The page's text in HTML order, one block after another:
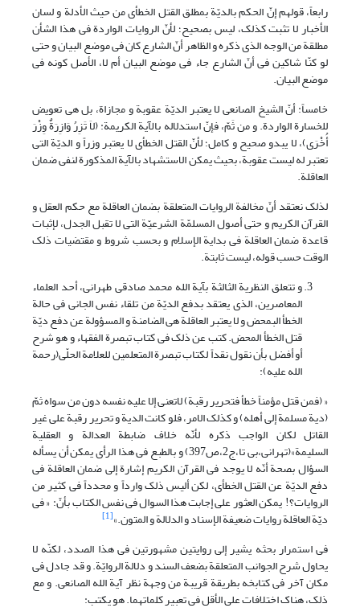
رابعاً، قولهم إنّ الحکم بالدیّة بمطلق القتل الخطأی من حیث الأدلة و لسان
الأخبار لا تثبت کذلک، لیس بصحیح؛ لأنّ الروایات الواردة فی هذا الشأن
مطلقة من الوجه الذی ذکره و الظاهر أنّ الشارع کان فی موضع البیان و حتى
لو کنّا شاکین فی أنّ الشارع جاء فی موضع البیان أم لا، الأصل کونه فی
موضع البیان.
خامساً: أنّ الشیخ الصانعی لا یعتبر الدیّة عقوبة و مجازاة، بل هی تعویض
للخسارة الواردة. و من ثَمّ، فإنّ استدلاله بالآیة الکریمة: (لاَ تَزِرُ وَازِرَةٌ وِزْرَ
أُخْرَى)، لا یبدو صحیح و کامل؛ لأنّ القتل الخطأی لا یعتبر وزراً و الدیّة التی
تعتبر له لیست عقوبة، بحیث یمکن الاستشهاد بالآیة المذکورة لنفی ضمان
العاقلة.
لذلک نعتقد أنّ مخالفة الروایات المتعلقة بضمان العاقلة مع حکم العقل و
القرآن الکریم و حتى أصول المسلمّة الشرعیّة التی لا تقبل الجدل، لإثبات
قاعدة ضمان العاقلة فی بدایة الإسلام و بحسب شروط و مقتضیات ذلک
الوقت حسب قوله، لیست ثابتة.
و تتعلق النظریة الثالثة بآیة الله محمد صادقی طهرانی، أحد العلماء
المعاصرین، الذی یعتقد بدفع الدیّة من تلقاء نفس الجانی فی حالة
الخطأ البمحض و لا یعتبر العاقلة هی الضامنة و المسؤولة عن دفع دیّة
قتل الخطأ المحض. کتب عن ذلک فی کتاب تبصرة الفقهاء و هو شرح
أو أفضل بأن نقول نقداً لکتاب تبصرة المتعلمین للعلامة الحلّی(رحمة
الله علیه):
« (فمن قتل مؤمناً خطأ فتحریر رقبة) لاتعنى إلا علیه نفسه دون من سواه ثمّ
(دیة مسلمة إلى أهله) و کذلک الامر، فلو کانت الدیة و تحریر رقبة على غیر
القاتل لکان الواجب ذکره لأنّه خلاف ضابطة العدالة و العقلیة
السلیمة»(تهرانی،بی تا،ج2،ص397) و بالطبع فی هذا الرأی یمکن أن یسأله
السؤال بصحة أنّه لا یوجد فی القرآن الکریم إشارة إلى ضمان العاقلة فی
دفع الدیّة عن القتل الخطأی، لکن ألیس ذلک وارداً و محدداً فی کثیر من
الروایات؟! یمکن العثور على إجابت هذا السوال فی نفس الکتاب بأنّ: « فى
دیّة العاقلة روایات ضعیفة الإسناد و الدلالة و المتون.»[1]
فی استمرار بحثه یشیر إلى روایتین مشهورتین فی هذا الصدد، لکنّه لا
یحاول شرح الجوانب المتعلقة بضعف السند و دلالة الروایّة. و قد جادل فی
مکان آخر فی کتابخه بطریقة قریبة من وجهة نظر آیة الله الصانعی. و مع
ذلک، هناک اختلافات على الأقل فی تعبیر کلماتهما. هو یکتب: